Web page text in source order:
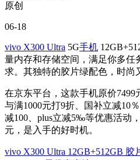
原创
06-18
vivo X300 Ultra 5G手机
量内存和存储空间，满足你多任
求。其独特的胶片绿配色，时尚
在京东平台，这款手机原价7499
与满1000元打9折、国补立减10
减100、plus立减5‰等优惠活动
元，是入手的好时机。
vivo X300 Ultra 12GB+512GB